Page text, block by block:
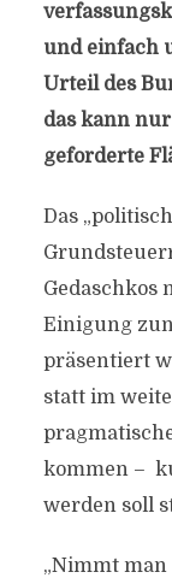
und einfach
Urteil des
das kann
geforderte
Das
Gedaschkos
Einigung
präsentiert
statt im
kommen –
werden soll
„Nimmt